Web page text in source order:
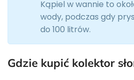
Kąpiel w wannie to
wody, podczas gdy
do 100 litrów.
Gdzie kupić kolektor